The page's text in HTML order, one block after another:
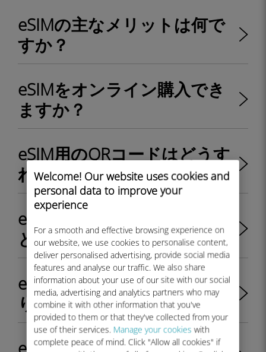
Welcome! Our website uses cookies and
personal data to improve your
experience
For a smooth and effective browsing experience on
our website, we use cookies to personalise content,
deliver personalised advertising, provide social media
features and analyse our traffic. We also share
information about your use of our site with our social
media, advertising and analytics partners who may
combine it with other information that you've
provided to them or that they've collected from your
use of their services. Manage your cookies with
complete peace of mind. Click "Allow all cookies" if
eSIMの主なメリットは何で
すか？
eSIMをオンライン購入でき
ますか？
eSIM用のQRコードはどうす
れば入手できますか？
eSIM搭載端末のデュアルSIM
とは？
eSIMは物理的なSIMカードよ
り優れていますか？